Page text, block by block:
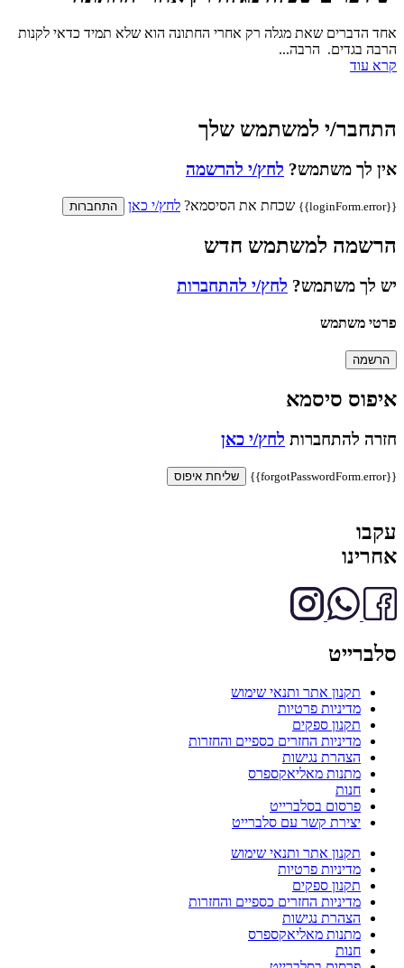
אחד הדברים שאת מגלה רק אחרי החתונה הוא שלא תמיד כדאי לקנות
הרבה בגדים. הרבה...
קרא עוד
התחבר/י למשתמש שלך
אין לך משתמש? לחץ/י להרשמה
{{loginForm.error}} שכחת את הסיסמא? לחץ/י כאן התחברות
הרשמה למשתמש חדש
יש לך משתמש? לחץ/י להתחברות
פרטי משתמש
הרשמה
איפוס סיסמא
חזרה להתחברות לחץ/י כאן
{{forgotPasswordForm.error}} שליחת איפוס
עקבו
אחרינו
סלברייט
תקנון אתר ותנאי שימוש
מדיניות פרטיות
תקנון ספקים
מדיניות החזרים כספיים והחזרות
הצהרת נגישות
מתנות מאליאקספרס
חנות
פרסום בסלברייט
יצירת קשר עם סלברייט
תקנון אתר ותנאי שימוש
מדיניות פרטיות
תקנון ספקים
מדיניות החזרים כספיים והחזרות
הצהרת נגישות
מתנות מאליאקספרס
חנות